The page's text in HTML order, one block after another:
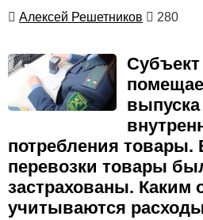
Алексей Решетников
280
потребления товары.
перевозки товары
застрахованы. Каким
учитываются